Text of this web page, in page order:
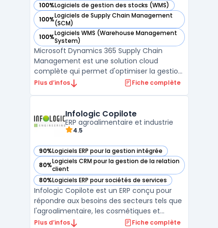
100%Logiciels de gestion des stocks (WMS)
— voir Microsoft Dynamics 365 Supply Chain Management
100%Logiciels de Supply Chain Management
(SCM)
— voir Microsoft Dynamics 365 Supply Chain
100%Logiciels WMS (Warehouse Management
System)
— voir Microsoft Dynamics 365 Supply Chain
Microsoft Dynamics 365 Supply Chain
Management est une solution cloud
complète qui permet d'optimiser la gestion
de la chaîne d'approvisionnement pour les
améliorer la gestion des stocks, la
planification des entre ...
Plus d’infos Fiche complète
Infologic Copilote
ERP agroalimentaire et industrie
4.5
90%Logiciels ERP pour la gestion intégrée
— voir Infologic Copilote dans cette catégorie
80%Logiciels CRM pour la gestion de la relation
client
— voir Infologic Copilote dans cette catégorie
80%Logiciels ERP pour sociétés de services
— voir Infologic Copilote dans cette catégorie
Infologic Copilote est un ERP conçu pour
répondre aux besoins des secteurs tels que
l'agroalimentaire, les cosmétiques et
l'horticulture. Ce logiciel intègre les
Plus d’infos Fiche complète